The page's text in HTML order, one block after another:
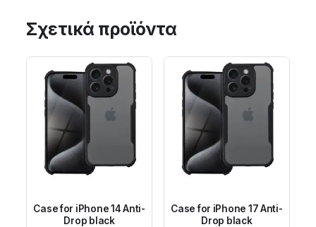
Σχετικά προϊόντα
Case for iPhone 14 Anti-
Drop black
Case for iPhone 17 Anti-
Drop black